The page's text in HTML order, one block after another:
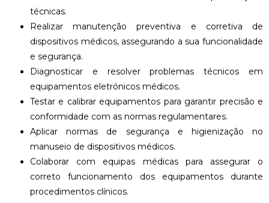
técnicas.
Realizar manutenção preventiva e corretiva de
dispositivos médicos, assegurando a sua funcionalidade
e segurança.
Diagnosticar e resolver problemas técnicos em
equipamentos eletrónicos médicos.
Testar e calibrar equipamentos para garantir precisão e
conformidade com as normas regulamentares.
Aplicar normas de segurança e higienização no
manuseio de dispositivos médicos.
Colaborar com equipas médicas para assegurar o
correto funcionamento dos equipamentos durante
procedimentos clínicos.